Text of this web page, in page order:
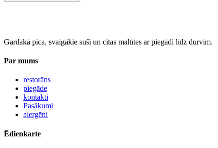
Gardākā pica, svaigākie suši un citas maltītes ar piegādi līdz durvīm.
Par mums
restorāns
piegāde
kontakti
Pasākumi
alergēni
Ēdienkarte